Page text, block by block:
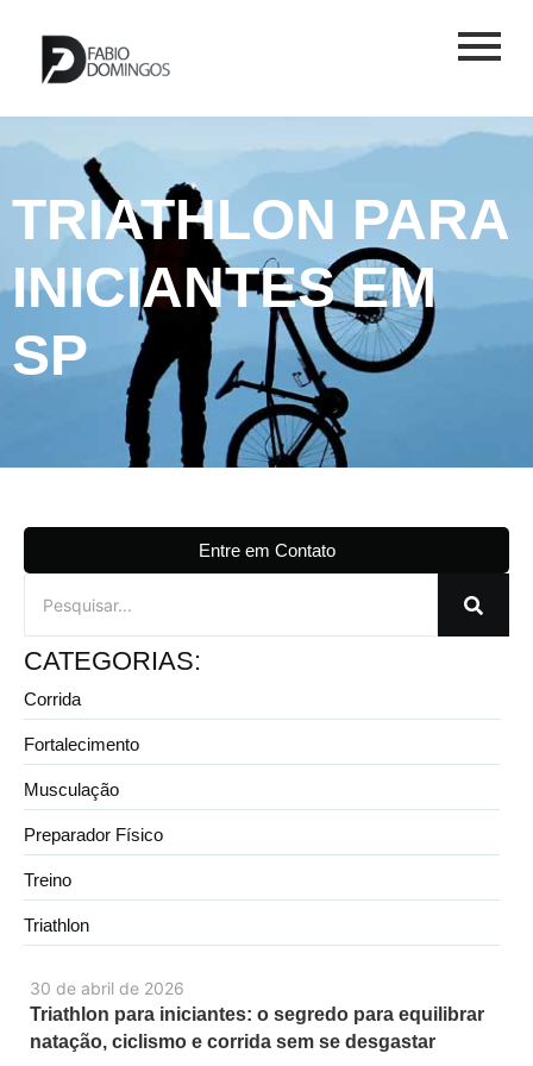
TRIATHLON PARA
INICIANTES EM
SP
30 de abril de 2026
Triathlon para iniciantes: o segredo para equilibrar
natação, ciclismo e corrida sem se desgastar
Entre em Contato
CATEGORIAS:
Corrida
Fortalecimento
Musculação
Preparador Físico
Treino
Triathlon